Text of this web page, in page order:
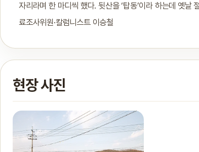
자리라며 한 마디씩 했다. 뒷산을 ‘탑동’이라 하는데 옛
료조사위원·칼럼니스트 이승철
현장 사진